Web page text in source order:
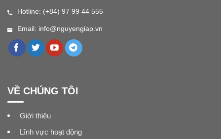
Hotline: (+84) 97 99 44 555
Email: info@nguyengiap.vn
VỀ CHÚNG TÔI
Giới thiệu
Lĩnh vực hoạt động